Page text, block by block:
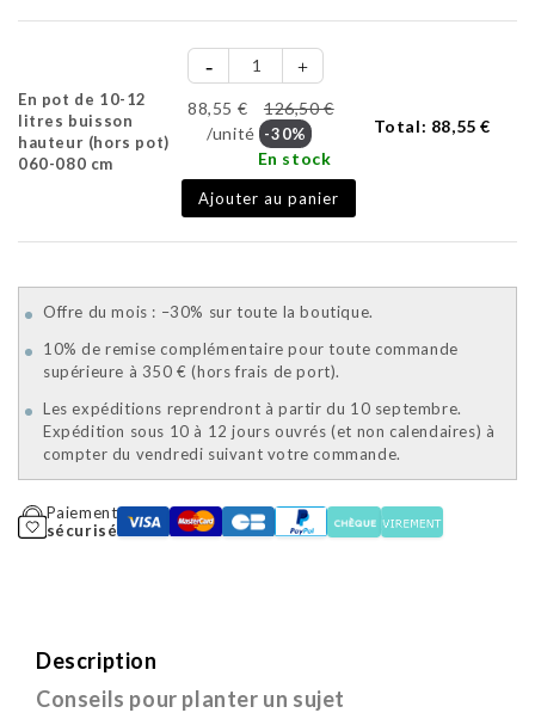
En pot de 10-12
litres buisson
hauteur (hors pot)
060-080 cm
88,55 €
126,50 €
/unité -30%
En stock
Ajouter au panier
Total: 88,55 €
Offre du mois : –30% sur toute la boutique.
10% de remise complémentaire pour toute commande
supérieure à 350 € (hors frais de port).
Les expéditions reprendront à partir du 10 septembre.
Expédition sous 10 à 12 jours ouvrés (et non calendaires) à
compter du vendredi suivant votre commande.
Paiement
sécurisé
Description
Conseils pour planter un sujet